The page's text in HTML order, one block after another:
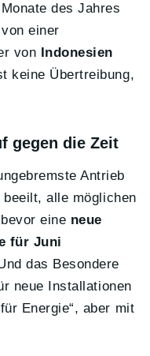
des Jahres
einer
von
Indonesien
keine Übertreibung,
gegen die Zeit
Antrieb
alle möglichen
eine neue
für Juni
das Besondere
neue Installationen
Energie“, aber mit